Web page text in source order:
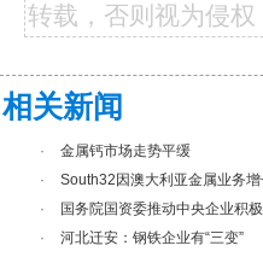
转载，否则视为侵
相关新闻
·
金属钙市场走势平缓
·
South32因澳大利亚金属业务
·
国务院国资委推动中央企业积
·
河北迁安：钢铁企业有“三变”